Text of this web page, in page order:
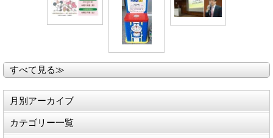
すべて見る≫
月別アーカイブ
カテゴリー一覧